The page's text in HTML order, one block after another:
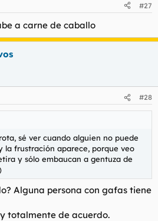
#27
a carne de caballo
#28
sé ver cuando alguien no puede
la frustración aparece, porque veo
y sólo embaucan a gentuza de
Alguna persona con gafas tiene
totalmente de acuerdo.